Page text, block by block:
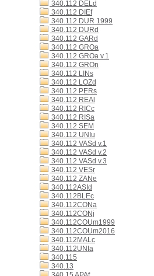
340.112 DELd
340.112 DIEf
340.112 DUR 1999
340.112 DURd
340.112 GARd
340.112 GROa
340.112 GROa v.1
340.112 GROn
340.112 LINs
340.112 LOZd
340.112 PERs
340.112 REAl
340.112 RICc
340.112 RISa
340.112 SEM
340.112 UNIu
340.112 VASd v.1
340.112 VASd v.2
340.112 VASd v.3
340.112 VESr
340.112 ZANe
340.112ASId
340.112BLEc
340.112CONa
340.112CONj
340.112COUm1999
340.112COUm2016
340.112MALc
340.112UNIa
340.115
340.13